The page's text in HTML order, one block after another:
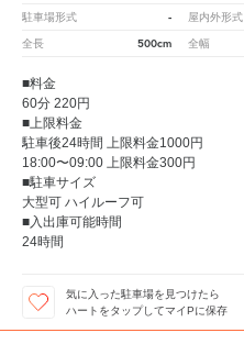
駐車場形式 - 屋内外形式
全長 500cm 全幅
■料金
60分 220円
■上限料金
駐車後24時間 上限料金1000円
18:00〜09:00 上限料金300円
■駐車サイズ
大型可 ハイルーフ可
■入出庫可能時間
24時間
気に入った駐車場を見つけたら
ハートをタップしてマイPに保存